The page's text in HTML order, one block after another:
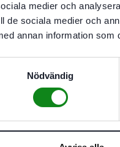
medier och
de sociala medier och
annan information som
Nödvändig